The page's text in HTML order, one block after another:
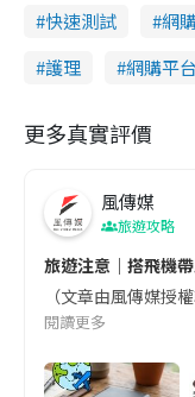
快速測試
網
護理
網購平台
更多真實評價
風傳媒
旅遊攻略
旅遊注意｜搭飛機
（文章由風傳媒
閱讀更多